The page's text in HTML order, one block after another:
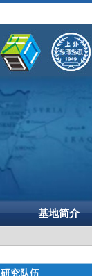
基地简介
研究队伍